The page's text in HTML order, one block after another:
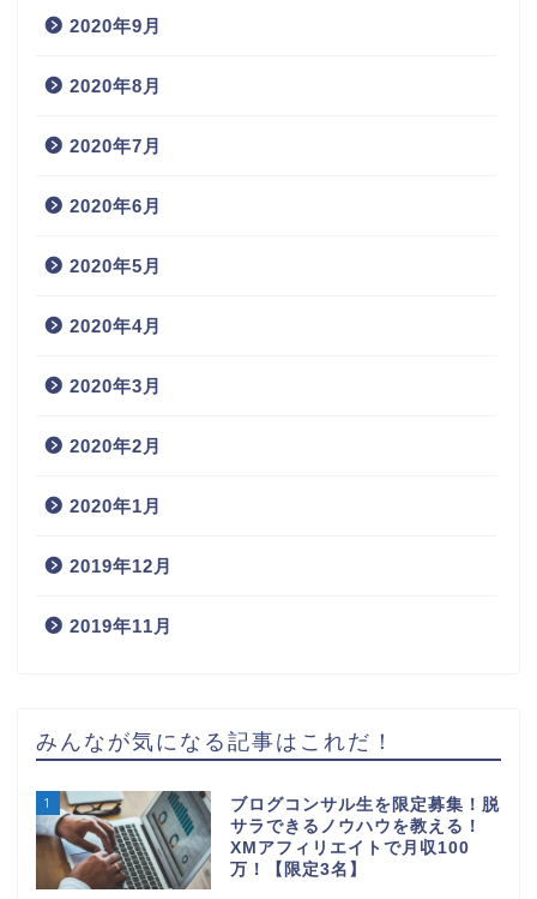
2020年9月
2020年8月
2020年7月
2020年6月
2020年5月
2020年4月
2020年3月
2020年2月
2020年1月
2019年12月
2019年11月
みんなが気になる記事はこれだ！
1
ブログコンサル生を限定募集！脱
サラできるノウハウを教える！
XMアフィリエイトで月収100
万！【限定3名】